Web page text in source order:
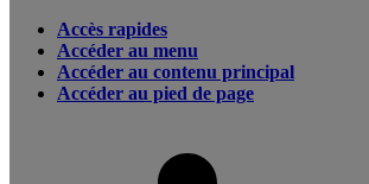
Accès rapides
Accéder au menu
Accéder au contenu principal
Accéder au pied de page